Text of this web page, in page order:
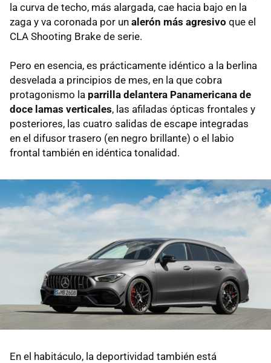
la curva de techo, más alargada, cae hacia bajo en la
zaga y va coronada por un alerón más agresivo que el
CLA Shooting Brake de serie.
Pero en esencia, es prácticamente idéntico a la berlina
desvelada a principios de mes, en la que cobra
protagonismo la parrilla delantera Panamericana de
doce lamas verticales, las afiladas ópticas frontales y
posteriores, las cuatro salidas de escape integradas
en el difusor trasero (en negro brillante) o el labio
frontal también en idéntica tonalidad.
En el habitáculo, la deportividad también está